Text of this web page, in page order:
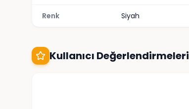
Renk Siyah
Kullanıcı Değerlendirmeleri